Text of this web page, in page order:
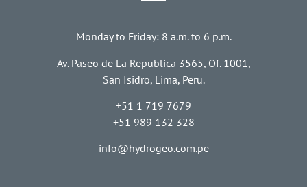
Monday to Friday: 8 a.m. to 6 p.m.
Av. Paseo de La Republica 3565, Of. 1001,
San Isidro, Lima, Peru.
+51 1 719 7679
+51 989 132 328
info@hydrogeo.com.pe